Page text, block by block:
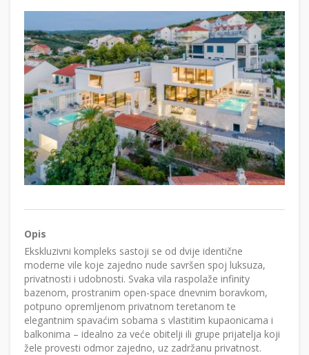
Opis
Ekskluzivni kompleks sastoji se od dvije identične
moderne vile koje zajedno nude savršen spoj luksuza,
privatnosti i udobnosti. Svaka vila raspolaže infinity
bazenom, prostranim open-space dnevnim boravkom,
potpuno opremljenom privatnom teretanom te
elegantnim spavaćim sobama s vlastitim kupaonicama i
balkonima – idealno za veće obitelji ili grupe prijatelja koji
žele provesti odmor zajedno, uz zadržanu privatnost.